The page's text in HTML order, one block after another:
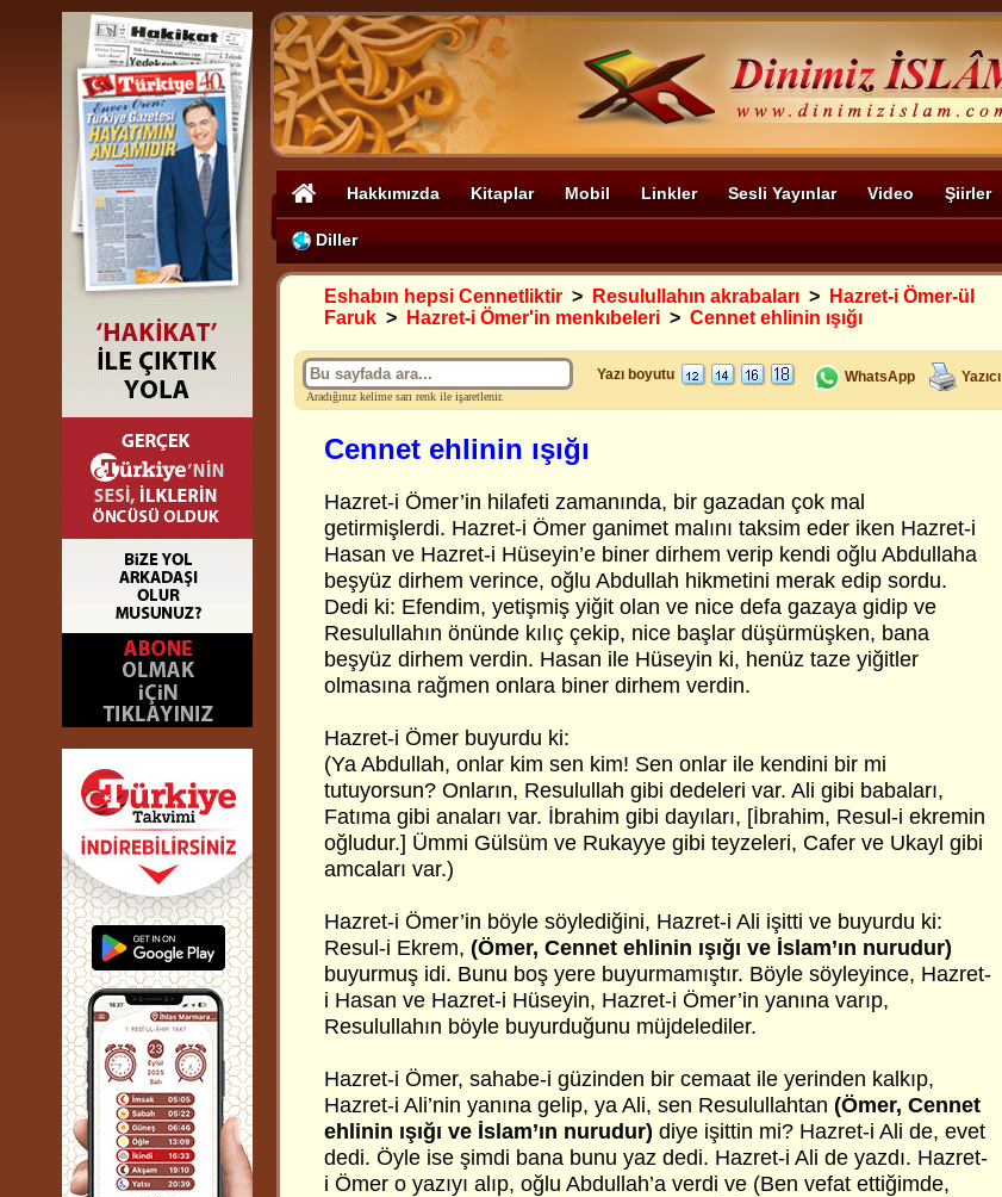
Hakkımızda Kitaplar Mobil Linkler Sesli Yayınlar Video Şiirler
Diller
Eshabın hepsi Cennetliktir > Resulullahın akrabaları >
Hazret-i Ömer-ül
Faruk > Hazret-i Ömer'in menkıbeleri > Cennet ehlinin ışığı
Aradığınız kelime sarı renk ile işaretlenir.
Yazı boyutu WhatsApp Yazıcı
Cennet ehlinin ışığı
Hazret-i Ömer’in hilafeti zamanında, bir gazadan çok mal
getirmişlerdi. Hazret-i Ömer ganimet malını taksim eder iken Hazret-i
Hasan ve Hazret-i Hüseyin’e biner dirhem verip kendi oğlu Abdullaha
beşyüz dirhem verince, oğlu Abdullah hikmetini merak edip sordu.
Dedi ki: Efendim, yetişmiş yiğit olan ve nice defa gazaya gidip ve
Resulullahın önünde kılıç çekip, nice başlar düşürmüşken, bana
beşyüz dirhem verdin. Hasan ile Hüseyin ki, henüz taze yiğitler
olmasına rağmen onlara biner dirhem verdin.
Hazret-i Ömer buyurdu ki:
(Ya Abdullah, onlar kim sen kim! Sen onlar ile kendini bir mi
tutuyorsun? Onların, Resulullah gibi dedeleri var. Ali gibi babaları,
Fatıma gibi anaları var. İbrahim gibi dayıları, [İbrahim, Resul-i ekremin
oğludur.] Ümmi Gülsüm ve Rukayye gibi teyzeleri, Cafer ve Ukayl gibi
amcaları var.)
Hazret-i Ömer’in böyle söylediğini, Hazret-i Ali işitti ve buyurdu ki:
Resul-i Ekrem, (Ömer, Cennet ehlinin ışığı ve İslam’ın nurudur)
buyurmuş idi. Bunu boş yere buyurmamıştır. Böyle söyleyince, Hazret-
i Hasan ve Hazret-i Hüseyin, Hazret-i Ömer’in yanına varıp,
Resulullahın böyle buyurduğunu müjdelediler.
Hazret-i Ömer, sahabe-i güzinden bir cemaat ile yerinden kalkıp,
Hazret-i Ali’nin yanına gelip, ya Ali, sen Resulullahtan (Ömer, Cennet
ehlinin ışığı ve İslam’ın nurudur) diye işittin mi? Hazret-i Ali de, evet
dedi. Öyle ise şimdi bana bunu yaz dedi. Hazret-i Ali de yazdı. Hazret-
i Ömer o yazıyı alıp, oğlu Abdullah’a verdi ve (Ben vefat ettiğimde,